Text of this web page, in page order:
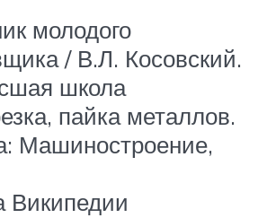
молодого
/ В.Л. Косовский.
школа
пайка металлов.
Машиностроение,
Википедии